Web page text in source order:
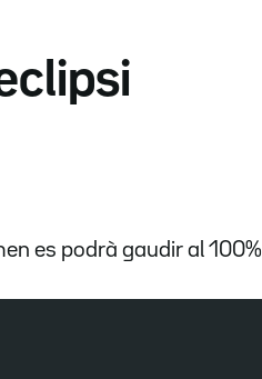
es podrà gaudir al 100%